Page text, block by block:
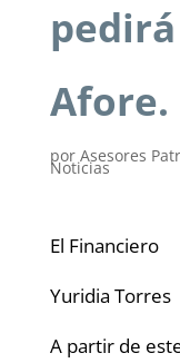
Afore.
por Asesores
Noticias
El Financiero
Yuridia Torres
A partir de